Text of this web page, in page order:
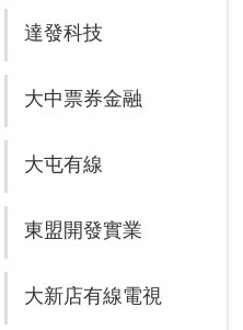
達發科技
大中票券金融
大屯有線
東盟開發實業
大新店有線電視